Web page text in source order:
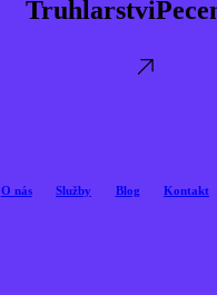
O nás Služby Blog Kontakt